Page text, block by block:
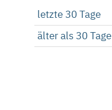
letzte 30 Tage
älter als 30 Tage